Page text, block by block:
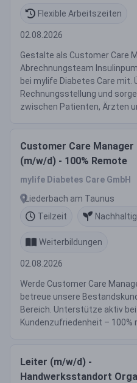
Flexible Arbeitszeiten
02.08.2026
Gestalte als Customer Care
Abrechnungsteam
bei mylife Diabetes Care mit.
Rechnungsstellung und
zwischen Patienten, Ärzten
Customer Care Manager
(m/w/d) - 100% Remote
mylife Diabetes Care GmbH
Liederbach am Taunus
Teilzeit
Weiterbildungen
02.08.2026
Werde Customer Care
betreue unsere
Bereich. Unterstütze aktiv
Kundenzufriedenheit – 100%
Leiter (m/w/d) -
Handwerksstandort